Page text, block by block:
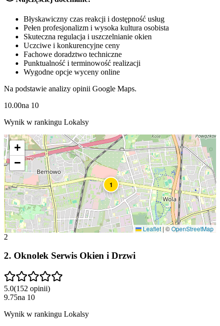
Błyskawiczny czas reakcji i dostępność usług
Pełen profesjonalizm i wysoka kultura osobista
Skuteczna regulacja i uszczelnianie okien
Uczciwe i konkurencyjne ceny
Fachowe doradztwo techniczne
Punktualność i terminowość realizacji
Wygodne opcje wyceny online
Na podstawie analizy opinii Google Maps.
10.00na 10
Wynik w rankingu Lokalsy
1
+
−
Leaflet |©OpenStreetMap
2
2. Oknolek Serwis Okien i Drzwi
5.0(152 opinii)
9.75na 10
Wynik w rankingu Lokalsy